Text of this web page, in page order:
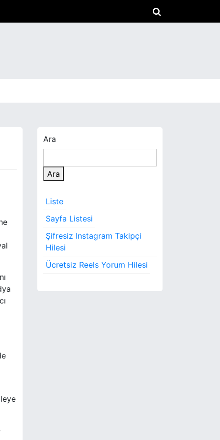
Ara
Ara
Liste
Sayfa Listesi
Şifresiz Instagram Takipçi
Hilesi
Ücretsiz Reels Yorum Hilesi